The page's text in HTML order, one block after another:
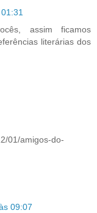
assim ficamos
literárias dos
01/amigos-do-
09:07